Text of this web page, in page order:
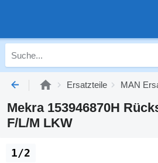
Ersatzteile MAN
Mekra 153946870H
F/L/M LKW
1/2